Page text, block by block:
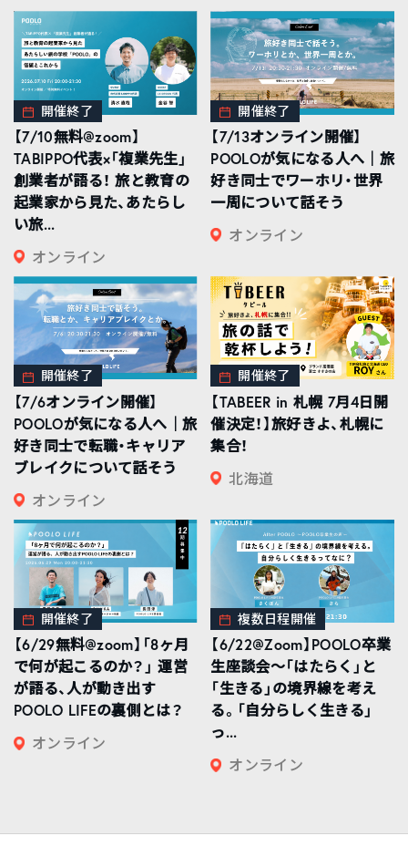
開催終了
【7/10無料@zoom】
TABIPPO代表×「複業先生」
創業者が語る！ 旅と教育の
起業家から見た、あたらし
い旅...
オンライン
開催終了
【7/13オンライン開催】
POOLOが気になる人へ｜旅
好き同士でワーホリ・世界
一周について話そう
オンライン
開催終了
【7/6オンライン開催】
POOLOが気になる人へ｜旅
好き同士で転職・キャリア
ブレイクについて話そう
オンライン
開催終了
【TABEER in 札幌 7月4日開
催決定！】旅好きよ、札幌に
集合！
北海道
開催終了
【6/29無料@zoom】「8ヶ月
で何が起こるのか？」 運営
が語る、人が動き出す
POOLO LIFEの裏側とは？
オンライン
複数日程開催
【6/22@Zoom】POOLO卒業
生座談会〜「はたらく」と
「生きる」の境界線を考え
る。「自分らしく生きる」
っ...
オンライン